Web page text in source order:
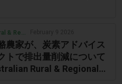
Australian Rural & Regional News
農家が、炭素アドバイス
トで排出量削減について
Rural & Regional